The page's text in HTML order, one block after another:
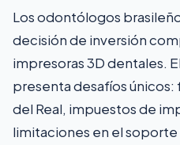
Los odontólogos
decisión de inversión
impresoras 3D dentales.
presenta desafíos
del Real, impuestos de
limitaciones en el